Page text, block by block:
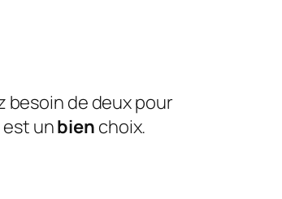
besoin de deux pour
unbien choix.